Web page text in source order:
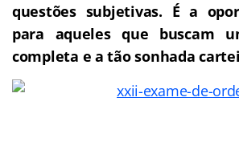
questões subjetivas. É a
para aqueles que buscam
completa e a tão sonhada